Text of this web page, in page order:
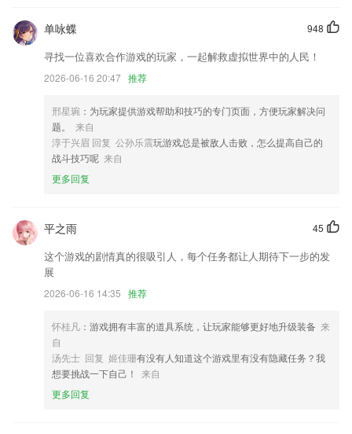
单据历史多列数据查询优化；
新式的 MSwitch
增加了用户官方互动
增加java内容
到账账单查询；
以上就是下载9号彩票手机版安装的介绍，如果您喜欢这款软件，您可以
到应用商店进行打分评论，说出您的使用经历，以帮助我们更好的对产品
948
单咏蝶
寻找一位喜欢合作游戏的玩家，一起解救虚拟世界中的人民！
2026-06-16 20:47 推荐
邢星琬 ：为玩家提供游戏帮助和技巧的专门页面，方便玩家解决问
题。
来自
淳于兴眉 回复 公孙乐震玩游戏总是被敌人击败，怎么提高自己的
战斗技巧呢 来自
更多回复
45
平之雨
这个游戏的剧情真的很吸引人，每个任务都让人期待下一步的发
展
2026-06-16 14:35 推荐
怀桂凡 ：游戏拥有丰富的道具系统，让玩家能够更好地升级装备 来
自
汤先士 回复 姬佳珊有没有人知道这个游戏里有没有隐藏任务？我
想要挑战一下自己！
来自
更多回复